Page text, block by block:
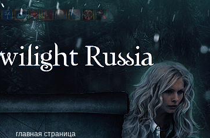
главная страница